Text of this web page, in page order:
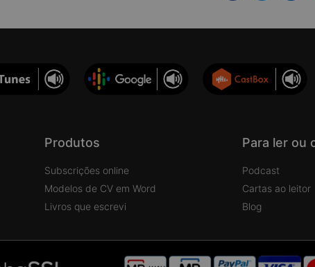
Produtos
Subscrições online
Modelos de CV em Word
Livros que escrevi
Para ler ou
Podcast
Cartas ao leitor
Blog